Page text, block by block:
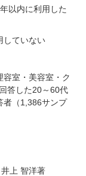
以内に利用した
していない
室・美容室・ク
答した20～60代
者（1,386サンプ
上 智洋著